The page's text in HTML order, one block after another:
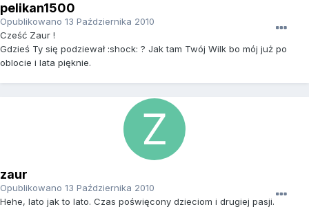
pelikan1500
Opublikowano 13 Października 2010
Cześć Zaur !
Gdzieś Ty się podziewał :shock: ? Jak tam Twój Wilk bo mój już po
oblocie i lata pięknie.
zaur
Opublikowano 13 Października 2010
Hehe, lato jak to lato. Czas poświęcony dzieciom i drugiej pasji.